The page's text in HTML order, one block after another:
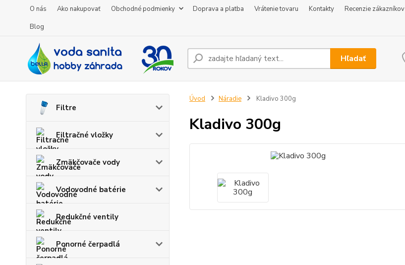
O nás Ako nakupovať Obchodné podmienky Doprava a platba Vrátenie tovaru Kontakty Recenzie zákazníkov
Blog
Hľadať
Filtre
Filtračné vložky
Zmäkčovače vody
Vodovodné batérie
Redukčné ventily
Ponorné čerpadlá
Úvod Náradie Kladivo 300g
Kladivo 300g